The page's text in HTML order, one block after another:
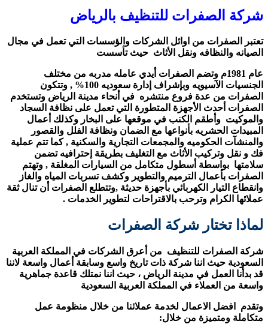
شركة الصفرات للتنظيف بالرياض
تعتبر الصفرات من اوائل الشركات والؤسسات التي تعمل في مجال
الصيانه والنظافه ونقل الأثاث حيث تأسست
عام 1981م وتضم الصفرات أيدي عامله مدربه من مختلف
الجنسيات
الآسيويه وبإشراف إدارة سعوديه 100% , وتتكون
الصفرات من عدة فروع منتشره في أنحاء مدينة الرياض وتستخدم
الصفرات أحدث الأجهزة المتطورة التي تعمل على نظافة السجاد
والموكيت وأطقم الكنب في موقعها على البخار وكذلك أعمال
المبيدات الحشريه بأنواعها مع الضمان ونظافة الفلل والقصور
والمنشآت الحكوميه والمجمعات التجارية والسكنية ,كما تتم عملية
فك و نقل وتركيب الأثاث مع التغليف بطريقة إحترافيه تضمن
سلامتها بواسطة أسطول متكامل من السيارات المغلقة , وتهتم
الصفرات بأعمال الترميم والتطوير وكشف تسربات المياه والغاز
وانقطاع التيار الكهربائي بأجهزة حديثة ,وتتطلع الصفرات أن تنال ثقة
عملائها الكرام وترحب بالاقتراحات لتطوير الخدمات .
لماذا تختار شركة الصفرات
شركة الصفرات للتنظيف من أعرق الشركات في المملكة العربية
السعودية حيث اننا شركة ذات تاريخ واسع وسابقة أعمال واسعة لاننا
قد بدأنا العمل في مدينة الرياض ، حيث اننا نمتلك قاعدة جماهرية
واسعة من العملاء في المملكة العربية السعودية
وتقدم افضل الاعمال لخدمة عملائنا من خلال منظومة عمل
متكاملة ومتميزة من خلال: